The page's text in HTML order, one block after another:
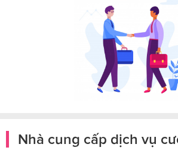
Nhà cung cấp dịch vụ